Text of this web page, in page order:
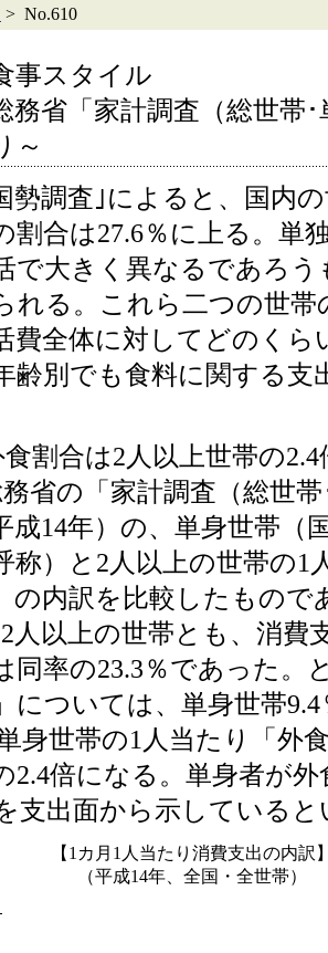
> No.610
事スタイル
務省「家計調査（総世帯
～
勢調査｣によると、国内
割合は27.6％に上る。単
で大きく異なるであろ
れる。これら二つの世帯
費全体に対してどのくら
齢別でも食料に関する支
割合は2人以上世帯の2.4
省の「家計調査（総世
成14年）の、単身世帯（
称）と2人以上の世帯の1
の内訳を比較したもので
人以上の世帯とも、消費
同率の23.3％であった。
については、単身世帯
身世帯の1人当たり「外
2.4倍になる。単身者が
支出面から示している
【1カ月1人当たり消費支出の内訳
（平成14年、全国・全世帯）